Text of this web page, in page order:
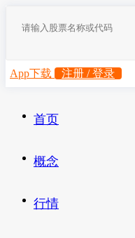
App下载 注册 / 登录
首页
概念
行情